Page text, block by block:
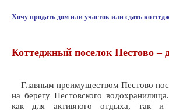
Хочу продать дом или участок или сдать
Коттеджный поселок Пестово –
Главным преимуществом Пестово
на берегу Пестовского
как для активного отдыха, так и